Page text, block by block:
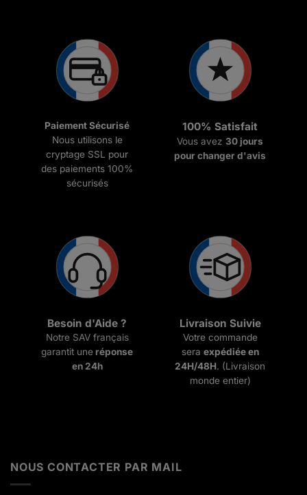
Paiement Sécurisé
Nous utilisons le
cryptage SSL pour
des paiements 100%
sécurisés
100% Satisfait
Vous avez 30 jours
pour changer d'avis
Besoin d'Aide ?
Notre SAV français
garantit une réponse
en 24h
Livraison Suivie
Votre commande
sera expédiée en
24H/48H. (Livraison
monde entier)
NOUS CONTACTER PAR MAIL